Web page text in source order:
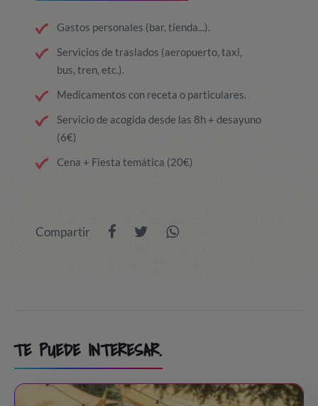
Gastos personales (bar, tienda...).
Servicios de traslados (aeropuerto, taxi,
bus, tren, etc.).
Medicamentos con receta o particulares.
Servicio de acogida desde las 8h + desayuno
(6€)
Cena + Fiesta temática (20€)
Compartir
TE PUEDE INTERESAR.